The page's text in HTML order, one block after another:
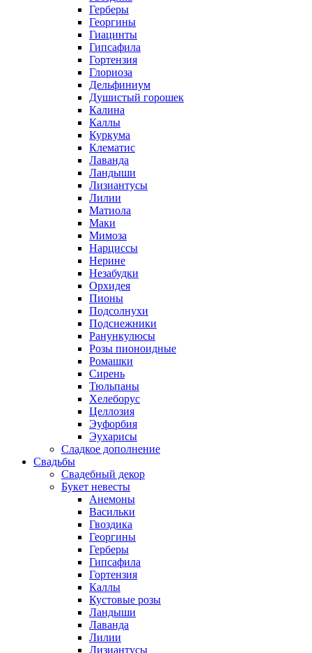
Герберы
Георгины
Гиацинты
Гипсафила
Гортензия
Глориоза
Дельфиниум
Душистый горошек
Калина
Каллы
Куркума
Клематис
Лаванда
Ландыши
Лизиантусы
Лилии
Матиола
Маки
Мимоза
Нарциссы
Нерине
Незабудки
Орхидея
Пионы
Подсолнухи
Подснежники
Ранункулюсы
Розы пионоидные
Ромашки
Сирень
Тюльпаны
Хелеборус
Целлозия
Эуфорбия
Эухарисы
Сладкое дополнение
Свадьбы
Свадебный декор
Букет невесты
Анемоны
Васильки
Гвоздика
Георгины
Герберы
Гипсафила
Гортензия
Каллы
Кустовые розы
Ландыши
Лаванда
Лилии
Лизиантусы